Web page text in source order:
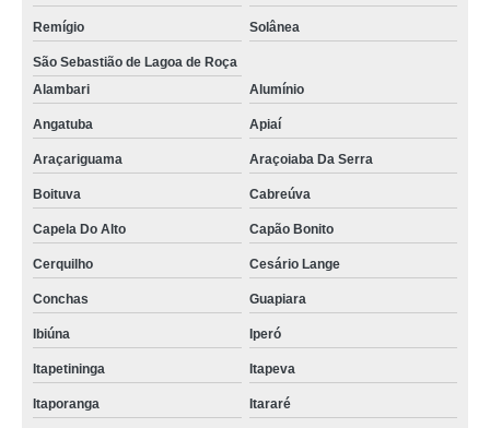
Remígio Solânea
São Sebastião de Lagoa de Roça
Alambari
Alumínio
Angatuba Apiaí
Araçariguama Araçoiaba Da Serra
Boituva Cabreúva
Capela Do Alto Capão Bonito
Cerquilho Cesário Lange
Conchas Guapiara
Ibiúna Iperó
Itapetininga Itapeva
Itaporanga Itararé